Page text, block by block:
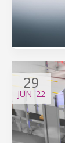
29
JUN '22